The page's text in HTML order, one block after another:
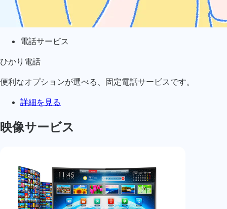
電話サービス
ひかり電話
便利なオプションが選べる、固定電話サービスです。
詳細を見る
映像サービス